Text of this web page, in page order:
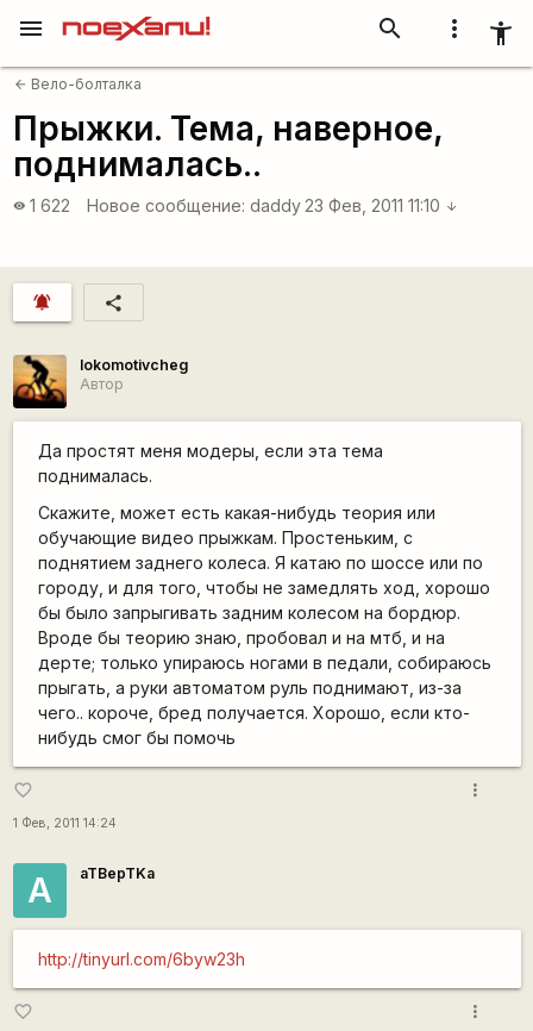
more_vert accessibility_new
search
menu
arrow_back Вело-болталка
Прыжки. Тема, наверное,
поднималась..
visibility 1 622 Новое сообщение: daddy 23 Фев, 2011 11:10 arrow_downward
notifications_active share
lokomotivcheg
Автор
Да простят меня модеры, если эта тема
поднималась.
Скажите, может есть какая-нибудь теория или
обучающие видео прыжкам. Простеньким, с
поднятием заднего колеса. Я катаю по шоссе или по
городу, и для того, чтобы не замедлять ход, хорошо
бы было запрыгивать задним колесом на бордюр.
Вроде бы теорию знаю, пробовал и на мтб, и на
дерте; только упираюсь ногами в педали, собираюсь
прыгать, а руки автоматом руль поднимают, из-за
чего.. короче, бред получается. Хорошо, если кто-
нибудь смог бы помочь
favorite_border
1 Фев, 2011 14:24
more_vert
A aTBepTKa
http://tinyurl.com/6byw23h
favorite_border more_vert